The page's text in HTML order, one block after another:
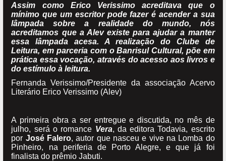
Assim como Erico Verissimo acreditava que o
mínimo que um escritor pode fazer é acender a sua
lâmpada sobre a realidade do mundo, nós
acreditamos que a Alev existe para ajudar a manter
essa lâmpada acesa. A realização do Clube de
Leitura, em parceria com o Banrisul Cultural, põe em
prática essa vocação, através do acesso aos livros e
do estímulo à leitura.
Fernanda Verissimo/Presidente da associação Acervo
Literário Erico Verissimo (Alev)
A primeira obra a ser entregue e discutida, no mês de
julho, será o romance Vera, da editora Todavia, escrito
por José Falero, autor que nasceu e vive na Lomba do
Pinheiro, na periferia de Porto Alegre, e que já foi
finalista do prêmio Jabuti.